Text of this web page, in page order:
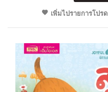
เพิ่มไปรายการโปรด